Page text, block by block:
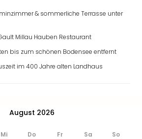
& sommerliche Terrasse unter
Millau Hauben Restaurant
bis zum schönen Bodensee entfernt
im 400 Jahre alten Landhaus
August 2026
Mi Do Fr Sa So